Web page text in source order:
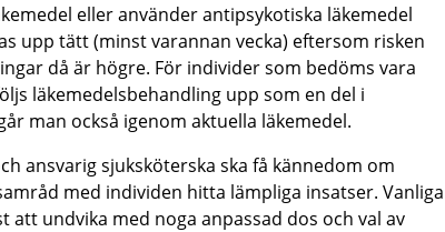
eller använder antipsykotiska läkemedel
upp tätt (minst varannan vecka) eftersom risken
då är högre. För individer som bedöms vara
läkemedelsbehandling upp som en del i
man också igenom aktuella läkemedel.
ansvarig sjuksköterska ska få kännedom om
med individen hitta lämpliga insatser. Vanliga
att undvika med noga anpassad dos och val av